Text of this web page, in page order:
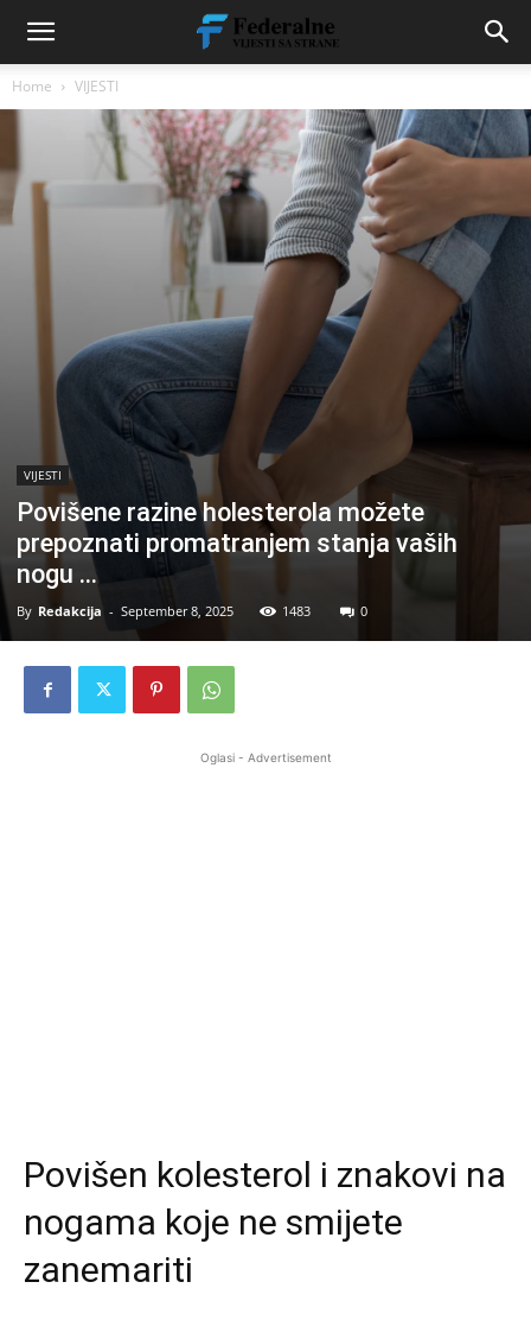
Home VIJESTI
VIJESTI
Povišene razine holesterola možete
prepoznati promatranjem stanja vaših
nogu …
By Redakcija - September 8, 2025 1483 0
Oglasi - Advertisement
Povišen kolesterol i znakovi na
nogama koje ne smijete
zanemariti